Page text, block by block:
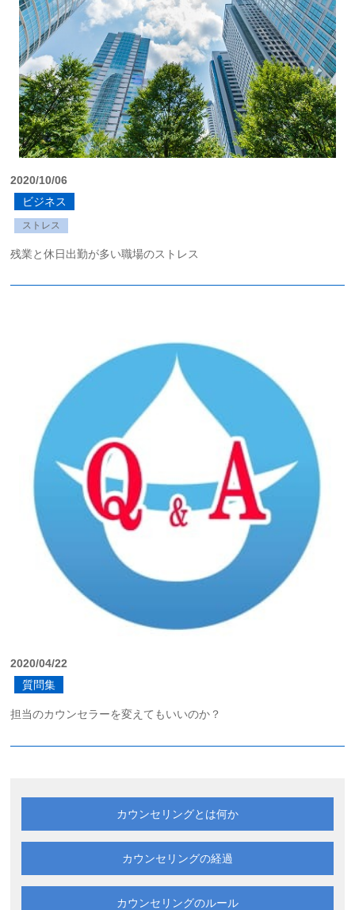
2020/10/06
ビジネス
ストレス
残業と休日出勤が多い職場のストレス
2020/04/22
質問集
担当のカウンセラーを変えてもいいのか？
カウンセリングとは何か
カウンセリングの経過
カウンセリングのルール